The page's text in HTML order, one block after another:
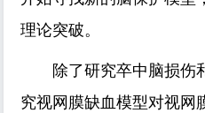
理论突破。
除了研究卒中脑损伤
究视网膜缺血模型对视网